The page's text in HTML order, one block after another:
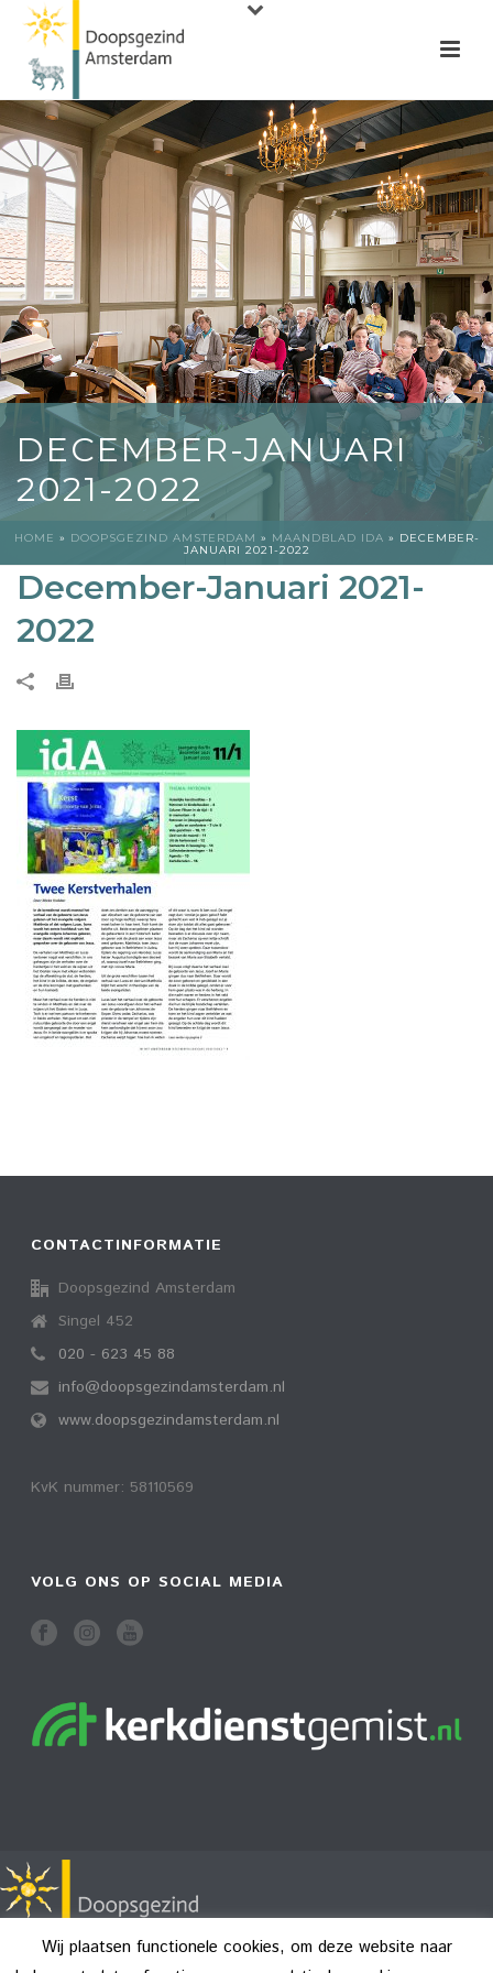
DECEMBER-JANUARI
2021-2022
HOME » DOOPSGEZIND AMSTERDAM » MAANDBLAD IDA » DECEMBER-
JANUARI 2021-2022
December-Januari 2021-
2022
CONTACTINFORMATIE
Doopsgezind Amsterdam
Singel 452
020 - 623 45 88
info@doopsgezindamsterdam.nl
www.doopsgezindamsterdam.nl
KvK nummer: 58110569
VOLG ONS OP SOCIAL MEDIA
Wij plaatsen functionele cookies, om deze website naar